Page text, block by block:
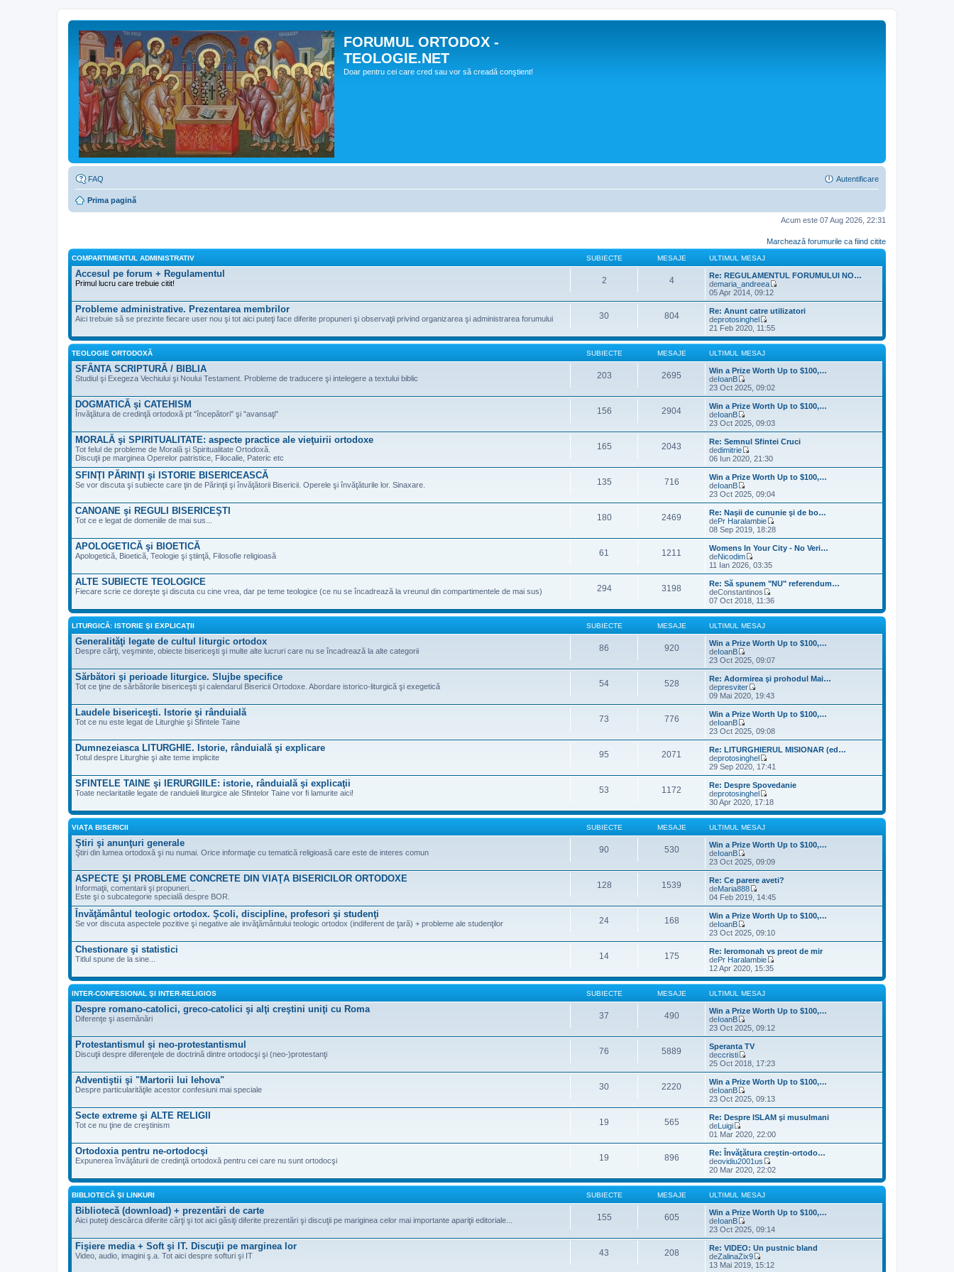
FORUMUL ORTODOX -
TEOLOGIE.NET
Doar pentru cei care cred sau vor să creadă conştient!
FAQ Autentificare
Prima pagină
Acum este 07 Aug 2026, 22:31
Marchează forumurile ca fiind citite
COMPARTIMENTUL ADMINISTRATIV SUBIECTE MESAJE ULTIMUL MESAJ
Accesul pe forum + Regulamentul
Primul lucru care trebuie citit! 2 4
Re: REGULAMENTUL FORUMULUI NO…
demaria_andreea
e
z
i
t
u
l
s
a
05 Apr 2014, 09:12
Probleme administrative. Prezentarea membrilor
Aici trebuie să se prezinte fiecare user nou şi tot aici puteţi face diferite propuneri şi observaţii privind organizarea şi administrarea forumului 30 804
Re: Anunt catre utilizatori
deprotosinghel
V
e
z
u
l
i
m
u
l
m
e
a
j
21 Feb 2020, 11:55
TEOLOGIE ORTODOXĂ SUBIECTE MESAJE ULTIMUL MESAJ
SFÂNTA SCRIPTURĂ / BIBLIA
Studiul şi Exegeza Vechiului şi Noului Testament. Probleme de traducere şi intelegere a textului biblic 203 2695
Win a Prize Worth Up to $100,…
deIoanB
V
e
z
i
u
l
i
m
u
m
s
a
j
23 Oct 2025, 09:02
DOGMATICĂ şi CATEHISM
Învăţătura de credinţă ortodoxă pt "începători" şi "avansaţi" 156 2904
Win a Prize Worth Up to $100,…
deIoanB
V
e
z
i
u
l
i
m
u
m
e
s
a
j
23 Oct 2025, 09:03
MORALĂ şi SPIRITUALITATE: aspecte practice ale vieţuirii ortodoxe
Tot felul de probleme de Morală şi Spiritualitate Ortodoxă.
Discuţii pe marginea Operelor patristice, Filocalie, Pateric etc
165 2043
Re: Semnul Sfintei Cruci
dedimitrie
V
e
z
u
l
i
m
u
m
e
s
a
j
06 Iun 2020, 21:30
SFINŢI PĂRINŢI şi ISTORIE BISERICEASCĂ
Se vor discuta şi subiecte care ţin de Părinţii şi învăţătorii Bisericii. Operele şi învăţăturile lor. Sinaxare. 135 716
Win a Prize Worth Up to $100,…
deIoanB
V
e
z
i
u
l
t
i
m
u
m
e
s
a
23 Oct 2025, 09:04
CANOANE şi REGULI BISERICEŞTI
Tot ce e legat de domeniile de mai sus... 180 2469
Re: Naşii de cununie şi de bo…
dePr Haralambie
V
e
z
i
t
i
l
s
a
j
08 Sep 2019, 18:28
APOLOGETICĂ şi BIOETICĂ
Apologetică, Bioetică, Teologie şi ştiinţă, Filosofie religioasă 61 1211
Womens In Your City - No Veri…
deNicodim
V
e
z
i
u
t
i
u
l
m
e
a
j
11 Ian 2026, 03:35
ALTE SUBIECTE TEOLOGICE
Fiecare scrie ce doreşte şi discuta cu cine vrea, dar pe teme teologice (ce nu se încadrează la vreunul din compartimentele de mai sus) 294 3198
Re: Să spunem "NU" referendum…
deConstantinos
V
e
z
u
l
i
m
u
l
m
e
s
a
j
07 Oct 2018, 11:36
LITURGICĂ: ISTORIE ŞI EXPLICAŢII SUBIECTE MESAJE ULTIMUL MESAJ
Generalităţi legate de cultul liturgic ortodox
Despre cărţi, veşminte, obiecte bisericeşti şi multe alte lucruri care nu se încadrează la alte categorii 86 920
Win a Prize Worth Up to $100,…
deIoanB
V
e
z
i
u
l
i
m
u
m
e
s
a
j
23 Oct 2025, 09:07
Sărbători şi perioade liturgice. Slujbe specifice
Tot ce ţine de sărbătorile bisericeşti şi calendarul Bisericii Ortodoxe. Abordare istorico-liturgică şi exegetică 54 528
Re: Adormirea şi prohodul Mai…
depresviter
V
e
z
i
u
l
t
m
u
m
e
s
a
09 Mai 2020, 19:43
Laudele bisericeşti. Istorie şi rânduială
Tot ce nu este legat de Liturghie şi Sfintele Taine 73 776
Win a Prize Worth Up to $100,…
deIoanB
V
e
z
i
u
l
i
m
u
l
m
e
a
j
23 Oct 2025, 09:08
Dumnezeiasca LITURGHIE. Istorie, rânduială şi explicare
Totul despre Liturghie şi alte teme implicite 95 2071
Re: LITURGHIERUL MISIONAR (ed…
deprotosinghel
V
e
z
u
l
t
u
l
m
e
a
29 Sep 2020, 17:41
SFINTELE TAINE şi IERURGIILE: istorie, rânduială şi explicaţii
Toate neclaritatile legate de randuieli liturgice ale Sfintelor Taine vor fi lamurite aici! 53 1172
Re: Despre Spovedanie
deprotosinghel
V
e
z
u
l
i
m
u
l
m
e
s
a
j
30 Apr 2020, 17:18
VIAŢA BISERICII SUBIECTE MESAJE ULTIMUL MESAJ
Ştiri şi anunţuri generale
Ştiri din lumea ortodoxă şi nu numai. Orice informaţie cu tematică religioasă care este de interes comun 90 530
Win a Prize Worth Up to $100,…
deIoanB
V
e
z
i
u
l
i
m
u
m
e
s
a
23 Oct 2025, 09:09
ASPECTE ŞI PROBLEME CONCRETE DIN VIAŢA BISERICILOR ORTODOXE
Informaţii, comentarii şi propuneri...
Este şi o subcategorie specială despre BOR.
128 1539
Re: Ce parere aveti?
deMaria888
V
e
z
i
u
l
i
m
u
l
m
e
s
a
j
04 Feb 2019, 14:45
Învăţământul teologic ortodox. Şcoli, discipline, profesori şi studenţi
Se vor discuta aspectele pozitive şi negative ale invăţământului teologic ortodox (indiferent de ţară) + probleme ale studenţilor 24 168
Win a Prize Worth Up to $100,…
deIoanB
V
e
z
i
u
l
t
i
u
l
m
e
s
a
j
23 Oct 2025, 09:10
Chestionare şi statistici
Titlul spune de la sine... 14 175
Re: Ieromonah vs preot de mir
dePr Haralambie
e
z
u
i
m
m
s
a
12 Apr 2020, 15:35
INTER-CONFESIONAL ŞI INTER-RELIGIOS SUBIECTE MESAJE ULTIMUL MESAJ
Despre romano-catolici, greco-catolici şi alţi creştini uniţi cu Roma
Diferenţe şi asemănări 37 490
Win a Prize Worth Up to $100,…
deIoanB
V
e
z
i
u
l
i
m
u
m
s
a
j
23 Oct 2025, 09:12
Protestantismul şi neo-protestantismul
Discuţii despre diferenţele de doctrină dintre ortodocşi şi (neo-)protestanţi 76 5889
Speranta TV
deccristi
V
e
z
i
u
l
i
m
u
m
e
s
a
25 Oct 2018, 17:23
Adventiştii şi "Martorii lui Iehova"
Despre particularităţile acestor confesiuni mai speciale 30 2220
Win a Prize Worth Up to $100,…
deIoanB
V
e
z
u
l
t
i
m
u
l
m
e
a
j
23 Oct 2025, 09:13
Secte extreme şi ALTE RELIGII
Tot ce nu ţine de creştinism 19 565
Re: Despre ISLAM şi musulmani
deLuigi
V
e
z
i
u
l
t
i
u
l
m
e
s
a
j
01 Mar 2020, 22:00
Ortodoxia pentru ne-ortodocşi
Expunerea învăţăturii de credinţă ortodoxă pentru cei care nu sunt ortodocşi 19 896
Re: Învăţătura creştin-ortodo…
deovidiu2001us
V
e
z
u
l
i
m
u
l
m
e
20 Mar 2020, 22:02
BIBLIOTECĂ ŞI LINKURI SUBIECTE MESAJE ULTIMUL MESAJ
Bibliotecă (download) + prezentări de carte
Aici puteţi descărca diferite cărţi şi tot aici găsiţi diferite prezentări şi discuţii pe mariginea celor mai importante apariţii editoriale... 155 605
Win a Prize Worth Up to $100,…
deIoanB
V
e
z
i
u
l
23 Oct 2025, 09:14
Fişiere media + Soft şi IT. Discuţii pe marginea lor
Video, audio, imagini ş.a. Tot aici despre softuri şi IT 43 208
Re: VIDEO: Un pustnic bland
deZalinaZix9
V
13 Mai 2019, 15:12